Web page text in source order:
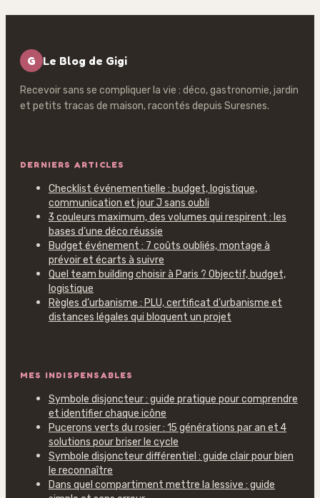
G Le Blog de Gigi
Recevoir sans se compliquer la vie : déco, gastronomie, jardin
et petits tracas de maison, racontés depuis Suresnes.
DERNIERS ARTICLES
Checklist événementielle : budget, logistique,
communication et jour J sans oubli
3 couleurs maximum, des volumes qui respirent : les
bases d’une déco réussie
Budget événement : 7 coûts oubliés, montage à
prévoir et écarts à suivre
Quel team building choisir à Paris ? Objectif, budget,
logistique
Règles d’urbanisme : PLU, certificat d’urbanisme et
distances légales qui bloquent un projet
MES INDISPENSABLES
Symbole disjoncteur : guide pratique pour comprendre
et identifier chaque icône
Pucerons verts du rosier : 15 générations par an et 4
solutions pour briser le cycle
Symbole disjoncteur différentiel : guide clair pour bien
le reconnaître
Dans quel compartiment mettre la lessive : guide